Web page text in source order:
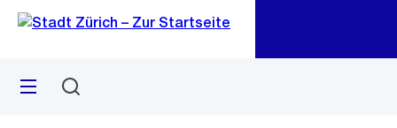
Navigation
Sprunglink
Menü